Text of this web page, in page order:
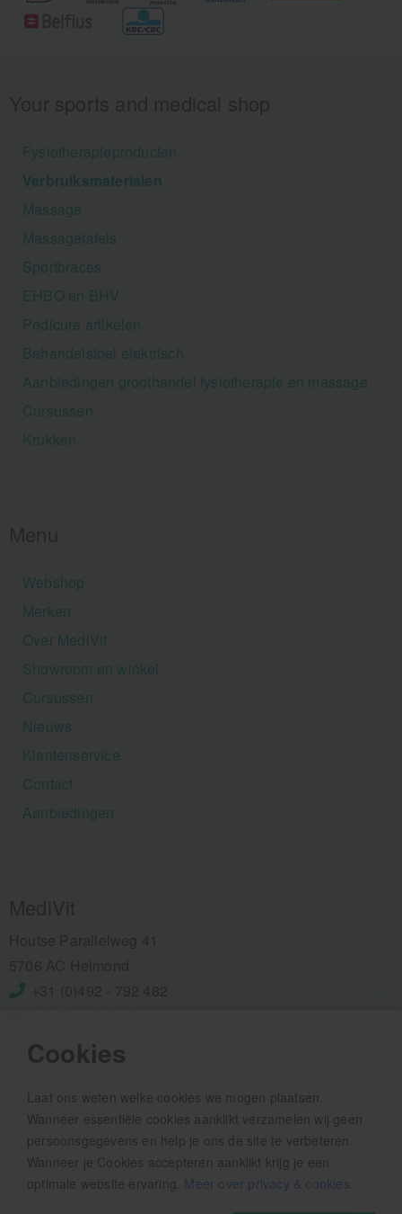
Cookies
Laat ons weten welke cookies we mogen plaatsen.
Wanneer essentiële cookies aanklikt verzamelen wij geen
persoonsgegevens en help je ons de site te verbeteren.
Wanneer je Cookies accepteren aanklikt krijg je een
optimale website ervaring. Meer over privacy & cookies
Fysiotherapieproducten
Verbruiksmaterialen
Massage
Massagetafels
Sportbraces
EHBO en BHV
Pedicure artikelen
Behandelstoel elektrisch
Aanbiedingen groothandel fysiotherapie en massage
Cursussen
Krukken
Webshop
Merken
Over MediVit
Showroom en winkel
Cursussen
Nieuws
Klantenservice
Contact
Aanbiedingen
Openingstijden:
08.00 - 12.30u
13.00 - 16.00u
Wij pauzeren tussen 12.30 en 13.00u